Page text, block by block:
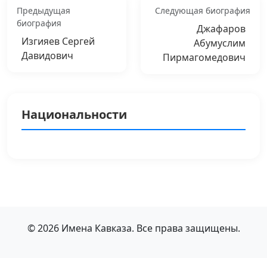
Предыдущая
биография
Изгияев Сергей
Давидович
Следующая биография
Джафаров
Абумуслим
Пирмагомедович
Национальности
© 2026 Имена Кавказа. Все права защищены.